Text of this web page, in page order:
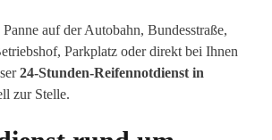
auf der Autobahn, Bundesstraße,
Parkplatz oder direkt bei Ihnen
24-Stunden-Reifennotdienst in
zur Stelle.